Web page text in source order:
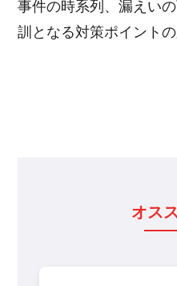
事件の時系列、漏えい
訓となる対策ポイント
オス